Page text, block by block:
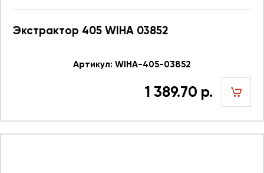
Экстрактор 405 WIHA 03852
Артикул: WIHA-405-03852
1 389.70 р.